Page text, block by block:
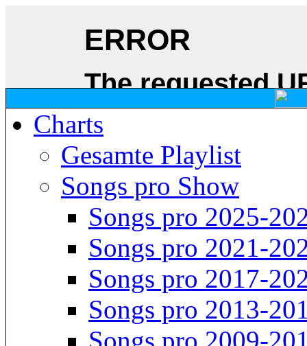
Charts
Gesamte Playlist
Songs pro Show
Songs pro 2025-
Songs pro 2021-
Songs pro 2017-
Songs pro 2013-